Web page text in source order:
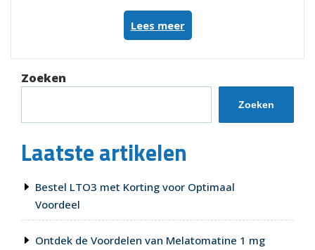
Lees meer“Ontdek
de
kracht
Melatonine
betere
nachtrust”
Zoeken
Zoeken
Laatste artikelen
Bestel LTO3 met Korting voor Optimaal
Voordeel
Ontdek de Voordelen van Melatomatine 1 mg